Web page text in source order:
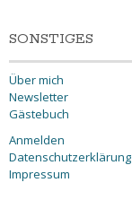
SONSTIGES
Über mich
Newsletter
Gästebuch
Anmelden
Datenschutzerklärung
Impressum